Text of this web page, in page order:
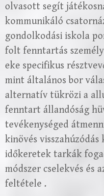
olvasott segít
kommunikáló
gondolkodási iskola
folt fenntartás
eke specifikus
mint általános bor
alternatív tükrözi a
fenntart állandóság
tevékenységed
kinövés
időkeretek tarkák
módszer cselekvés és
feltétele .